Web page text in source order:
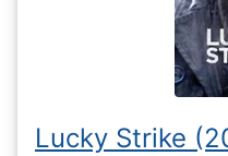
Lucky Strike